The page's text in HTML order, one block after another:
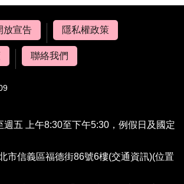
放宣告
隱私權政策
聯絡我們
週五 上午8:30至下午5:30，例假日及國定
市信義區福德街86號6樓(交通資訊)(位置